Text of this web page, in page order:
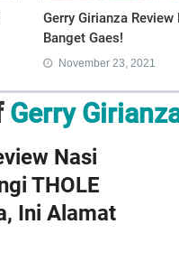
Gerry Girianza
Banget Gaes!
November 23, 2021
Gerry
Nasi
THOLE
Ini Alamat